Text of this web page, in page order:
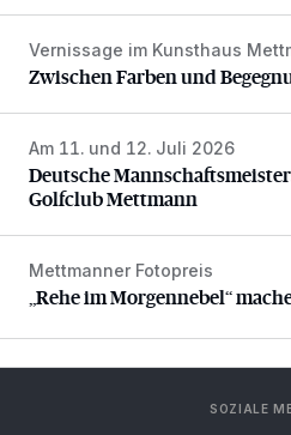
Zwischen Farben und
Vernissage im Kunsthaus
Zwischen Farben und
Deutsche
Am 11. und 12. Juli 2026
Deutsche
Golfclub Mettmann
„Rehe im Morgennebel“
Mettmanner Fotopreis
„Rehe im Morgennebel“
SOZIALE